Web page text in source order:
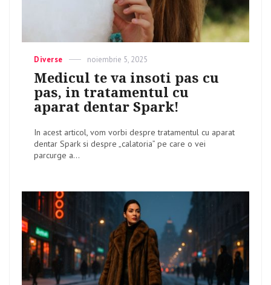
Categories
Diverse
Posted
on
noiembrie 5, 2025
Medicul te va insoti pas cu
pas, in tratamentul cu
aparat dentar Spark!
In acest articol, vom vorbi despre tratamentul cu aparat
dentar Spark si despre „calatoria” pe care o vei
parcurge a...